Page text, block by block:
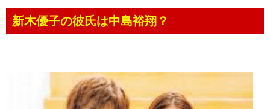
新木優子の彼氏は中島裕翔？